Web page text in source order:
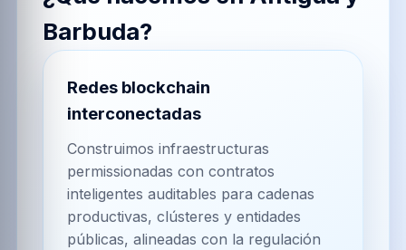
Barbuda?
Redes blockchain
interconectadas
Construimos infraestructuras
permissionadas con contratos
inteligentes auditables para cadenas
productivas, clústeres y entidades
públicas, alineadas con la regulación